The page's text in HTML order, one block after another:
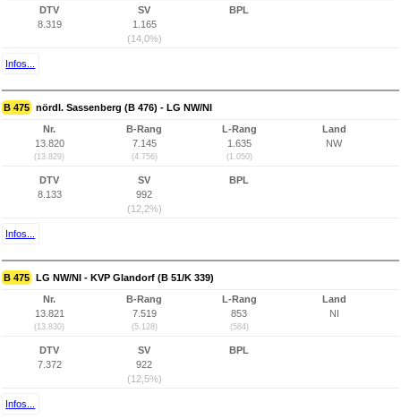
DTV
8.319
SV
1.165
(14,0%)
BPL
Infos...
B 475 nördl. Sassenberg (B 476) - LG NW/NI
Nr.
13.820
(13.829)
B-Rang
7.145
(4.756)
L-Rang
1.635
(1.050)
Land
NW
DTV
8.133
SV
992
(12,2%)
BPL
Infos...
B 475 LG NW/NI - KVP Glandorf (B 51/K 339)
Nr.
13.821
(13.830)
B-Rang
7.519
(5.128)
L-Rang
853
(584)
Land
NI
DTV
7.372
SV
922
(12,5%)
BPL
Infos...